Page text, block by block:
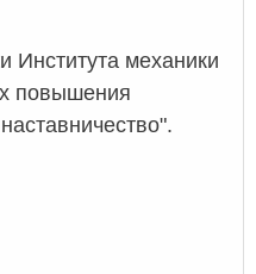
Института механики
повышения